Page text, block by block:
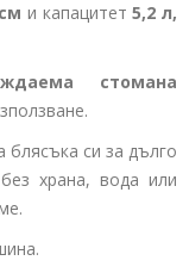
и капацитет5,2 л,
стомана
си за дълго
храна, вода или